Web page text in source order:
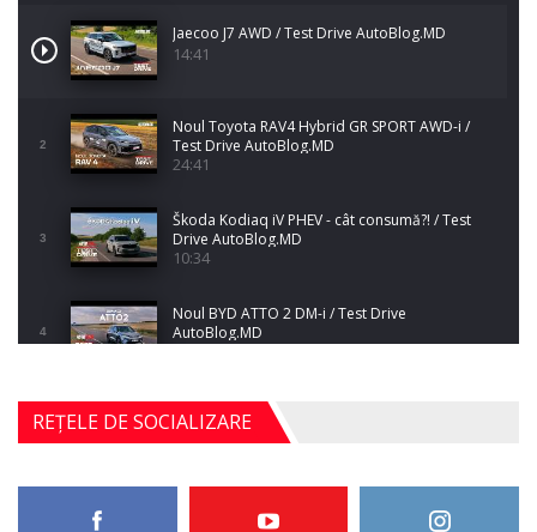
Jaecoo J7 AWD / Test Drive AutoBlog.MD
14:41
2
Noul Toyota RAV4 Hybrid GR SPORT AWD-i /
Test Drive AutoBlog.MD
24:41
3
Škoda Kodiaq iV PHEV - cât consumă?! / Test
Drive AutoBlog.MD
10:34
4
Noul BYD ATTO 2 DM-i / Test Drive
AutoBlog.MD
17:35
5
Noul Mercedes-Benz S-Class facelift (S 580
4MATIC V223) / Test Drive AutoBlog.MD
27:33
REȚELE DE SOCIALIZARE